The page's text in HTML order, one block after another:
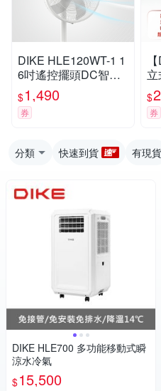
DIKE HLE120WT-1 1
6吋遙控擺頭DC智能
變頻風扇
$1,490
券
$
券
分類 快速到貨 有現貨
DIKE HLE700 多功能移動式瞬
涼水冷氣
$15,500